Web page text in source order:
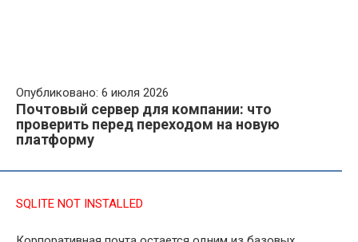
Опубликовано: 6 июля 2026
Почтовый сервер для компании: что
проверить перед переходом на новую
платформу
SQLITE NOT INSTALLED